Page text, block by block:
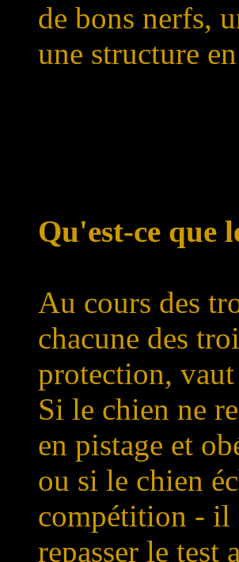
de bons nerfs,
une structure
Qu'est-ce que
Au cours des
chacune des
protection,
Si le chien ne
en pistage et
ou si le chien
compétition - il
repasser le test